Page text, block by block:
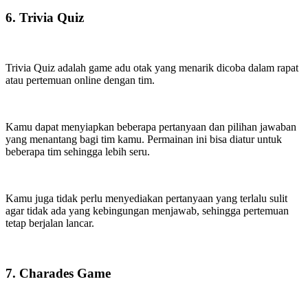
6. Trivia Quiz
Trivia Quiz adalah game adu otak yang menarik dicoba dalam rapat
atau pertemuan online dengan tim.
Kamu dapat menyiapkan beberapa pertanyaan dan pilihan jawaban
yang menantang bagi tim kamu. Permainan ini bisa diatur untuk
beberapa tim sehingga lebih seru.
Kamu juga tidak perlu menyediakan pertanyaan yang terlalu sulit
agar tidak ada yang kebingungan menjawab, sehingga pertemuan
tetap berjalan lancar.
7. Charades Game